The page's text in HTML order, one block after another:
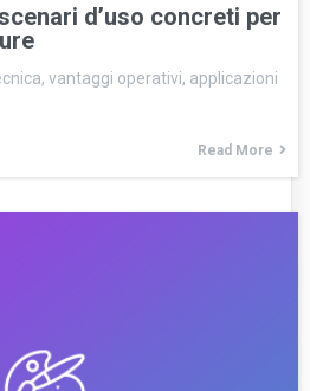
d’uso concreti per
vantaggi operativi, applicazioni
Read More